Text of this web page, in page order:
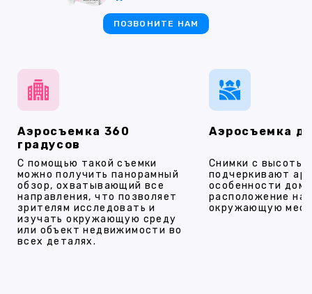
Аэросъемка 360
градусов
С помощью такой съемки
можно получить панорамный
обзор, охватывающий все
направления, что позволяет
зрителям исследовать и
изучать окружающую среду
или объект недвижимости во
всех деталях.
Аэросъемка
Снимки с высоты
подчеркивают
особенности
расположение на
окружающую
ПОЗВОНИТЕ НАМ